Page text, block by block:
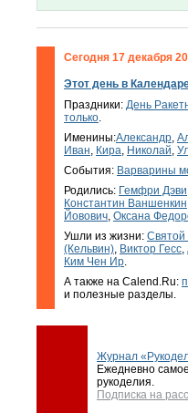
Сегодня 17 декабря
Этот день в
Праздники: День
только.
Именины:Александр,
Иван, Кира, Николай,
События: Варварины
Родились: Гемфри Дэви
Константин Ваншенкин
Йовович, Оксана
Ушли из жизни:
(Кельвин), Виктор Гесс,
Ким Чен Ир.
А также на Calend.Ru:
и полезные разделы.
Журнал
Ежедневно
рукоделия.
Подписка на